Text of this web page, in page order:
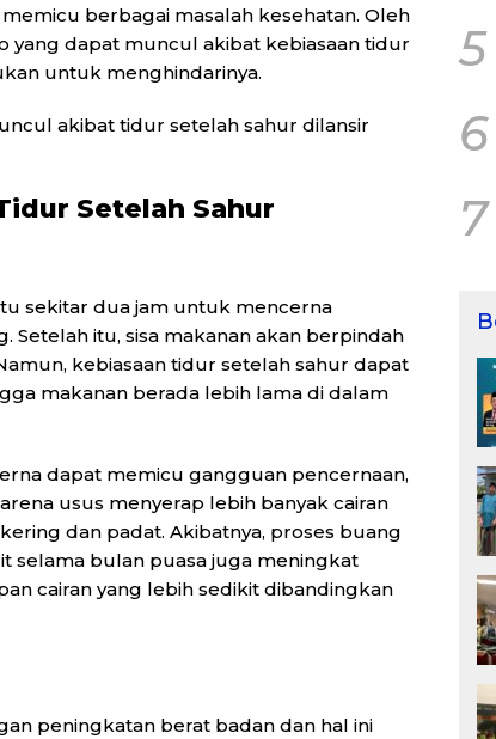
berbagai masalah kesehatan. Oleh
yang dapat muncul akibat kebiasaan tidur
untuk menghindarinya.
akibat tidur setelah sahur dilansir
Setelah Sahur
sekitar dua jam untuk mencerna
Setelah itu, sisa makanan akan berpindah
kebiasaan tidur setelah sahur dapat
makanan berada lebih lama di dalam
dapat memicu gangguan pencernaan,
usus menyerap lebih banyak cairan
dan padat. Akibatnya, proses buang
selama bulan puasa juga meningkat
cairan yang lebih sedikit dibandingkan
peningkatan berat badan dan hal ini
5
6
7